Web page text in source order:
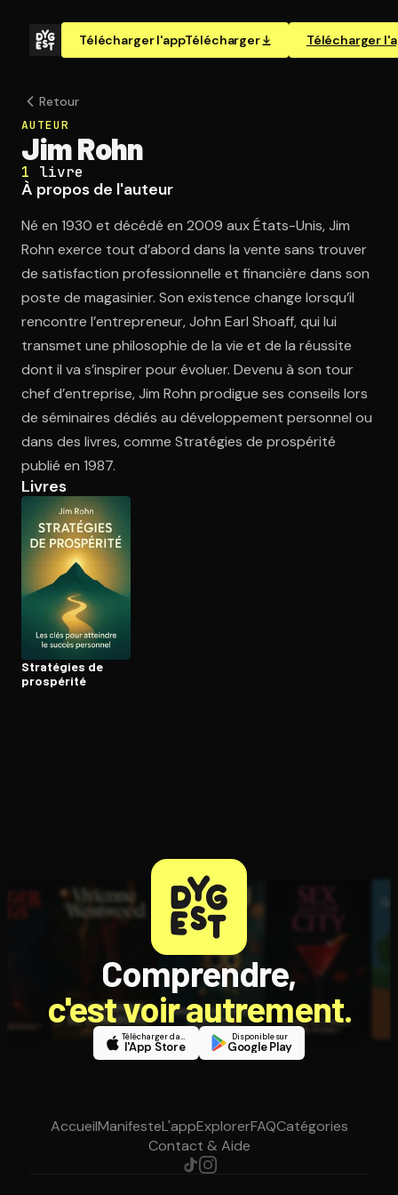
Télécharger l'appTélécharger Télécharger
Retour
AUTEUR
Jim Rohn
1 livre
À propos de l'auteur
Né en 1930 et décédé en 2009 aux États-Unis, Jim
Rohn exerce tout d’abord dans la vente sans trouver
de satisfaction professionnelle et financière dans son
poste de magasinier. Son existence change lorsqu’il
rencontre l’entrepreneur, John Earl Shoaff, qui lui
transmet une philosophie de la vie et de la réussite
dont il va s’inspirer pour évoluer. Devenu à son tour
chef d’entreprise, Jim Rohn prodigue ses conseils lors
de séminaires dédiés au développement personnel ou
dans des livres, comme Stratégies de prospérité
publié en 1987.
Livres
Stratégies de
prospérité
Comprendre,
c'est voir autrement.
Télécharger dans
l'App Store
Disponible sur
Google Play
AccueilManifesteL'appExplorerFAQCatégories
Contact & Aide